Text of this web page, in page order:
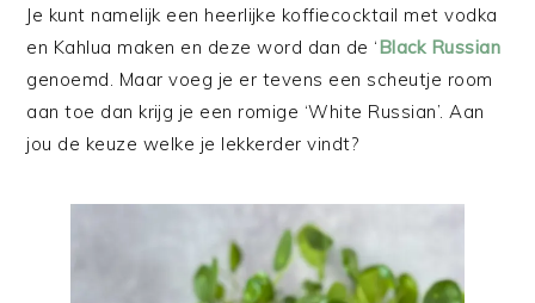
Je kunt namelijk een heerlijke koffiecocktail met vodka
en Kahlua maken en deze word dan de ‘Black Russian
genoemd. Maar voeg je er tevens een scheutje room
aan toe dan krijg je een romige ‘White Russian’. Aan
jou de keuze welke je lekkerder vindt?